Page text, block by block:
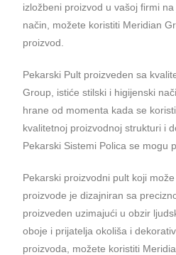
izložbeni proizvod u vašoj firmi
način, možete koristiti Meridian
proizvod.
Pekarski Pult proizveden sa
Group, istiće stilski i higijenski
hrane od momenta kada se
kvalitetnoj proizvodnoj strukturi i
Pekarski Sistemi Polica se mogu
Pekarski proizvodni pult koji
proizvode je dizajniran sa
proizveden uzimajući u obzir
oboje i prijatelja okoliša i
proizvoda, možete koristiti